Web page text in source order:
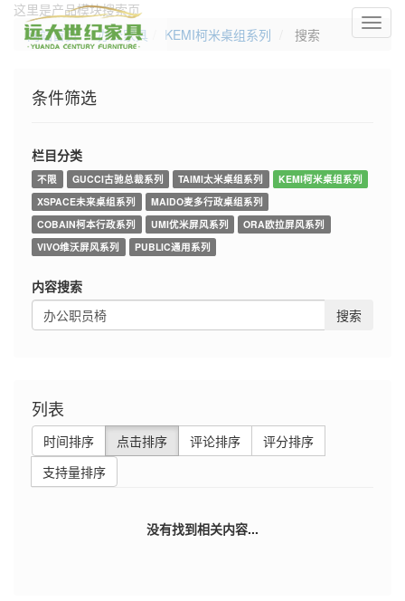
切
换
这里是产品模块搜索页
网站首页
办公家具 KEMI柯米桌组系列 搜索
条件筛选
栏目分类
不限 GUCCI古驰总裁系列 TAIMI太米桌组系列
KEMI柯米桌组系列
XSPACE未来桌组系列
MAIDO麦多行政桌组系列
COBAIN柯本行政系列
UMI优米屏风系列
ORA欧拉屏风系列
VIVO维沃屏风系列
PUBLIC通用系列
内容搜索
搜索
列表
时间排序 点击排序 评论排序
评分排序
支持量排序
没有找到相关内容...